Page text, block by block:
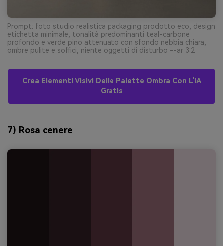
Prompt: foto studio realistica packaging prodotto eco, design
etichetta minimale, tonalità predominanti teal-carbone
profondo e verde pino attenuato con sfondo nebbia chiara,
ombre pulite e soffici, niente oggetti di disturbo --ar 3:2
Crea Elementi Visivi Delle Palette Ombra Con L'IA
Gratis
7) Rosa cenere